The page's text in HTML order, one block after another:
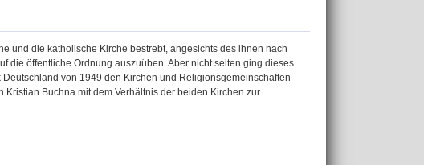
und die katholische Kirche bestrebt, angesichts des ihnen nach
die öffentliche Ordnung auszuüben. Aber nicht selten ging dieses
von 1949 den Kirchen und Religionsgemeinschaften
Buchna mit dem Verhältnis der beiden Kirchen zur